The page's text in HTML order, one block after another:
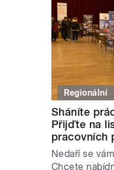
Regionální
Sháníte
Přijďte na
pracovních
Nedaří se
Chcete